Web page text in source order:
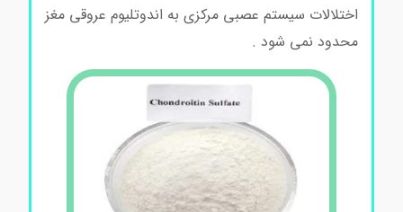
اختلالات سیستم عصبی مرکزی به اندوتلیوم عروقی مغز
محدود نمی شود .